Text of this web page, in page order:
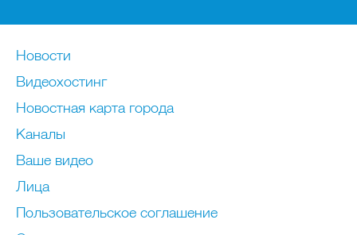
Новости
Видеохостинг
Новостная карта города
Каналы
Ваше видео
Лица
Пользовательское соглашение